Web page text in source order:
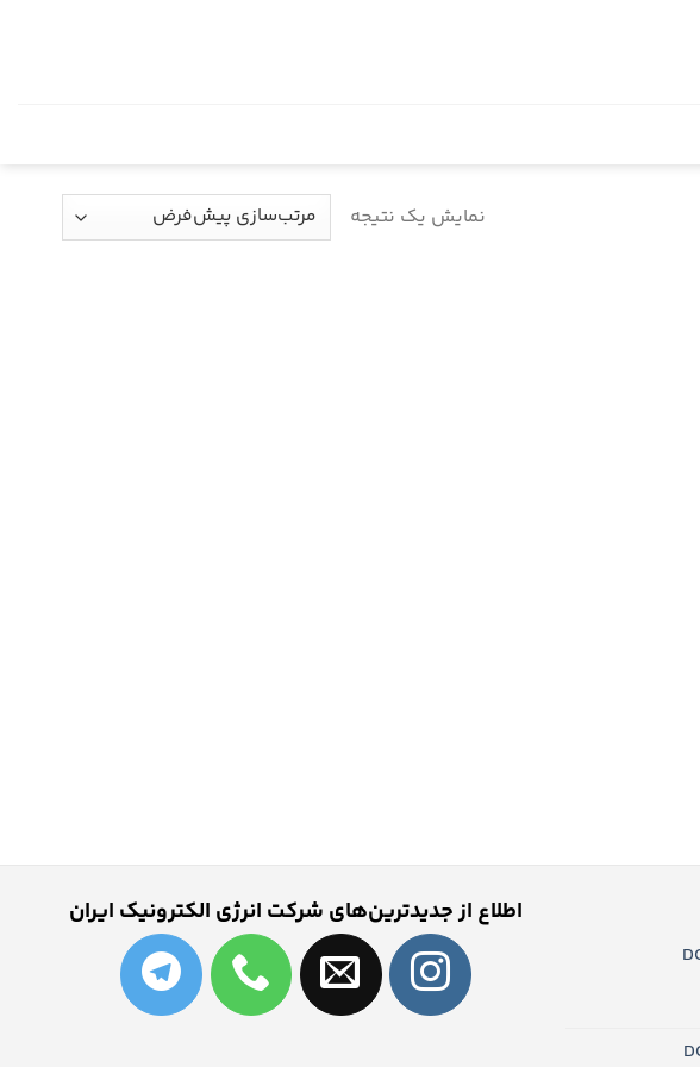
نمایش یک نتیجه
اطلاع از جدیدترین‌های شرکت انرژی الکترونیک ایران